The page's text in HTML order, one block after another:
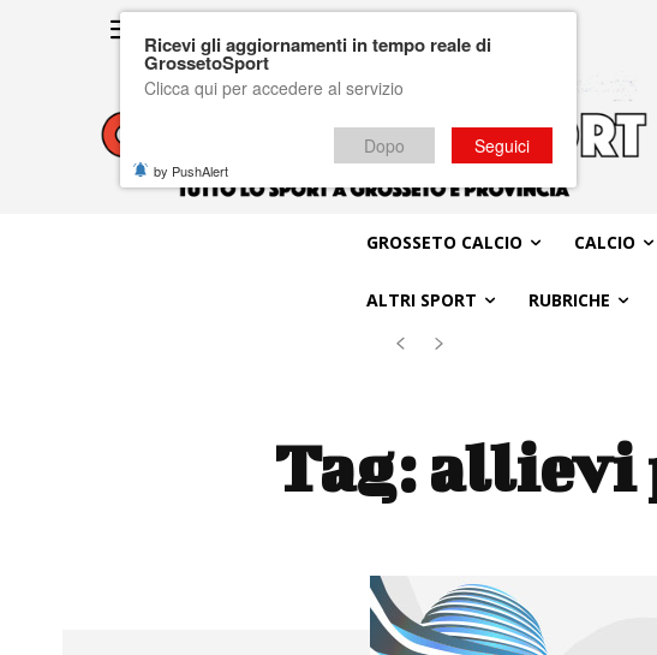
GROSSETO CALCIO CALCIO
ALTRI SPORT RUBRICHE
Tag:allievi
Ricevi gli aggiornamenti in tempo reale di
GrossetoSport
Clicca qui per accedere al servizio
Dopo Seguici
by PushAlert